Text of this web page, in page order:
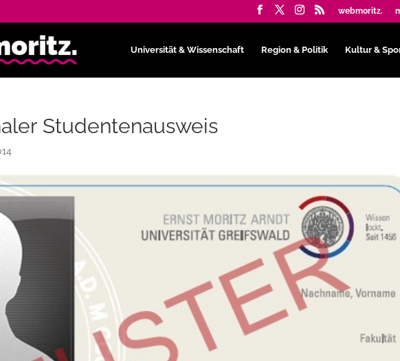
webmoritz.
Universität & Wissenschaft Region & Politik Kultur &
Studentenausweis